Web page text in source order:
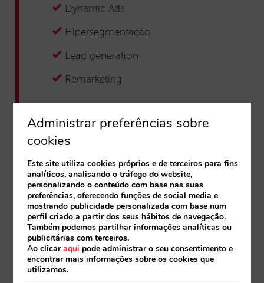
Dynamic Ads
Hipersegmentação
Lead generation
Remarketing
Paid Social:
Integramos anúncios do Facebook e
do Instagram na sua estratégia digital
para que ganhe visibilidade e relevância.
Prospecting de audiências
Lookalike: audiências semelhantes
Administrar preferências sobre
cookies
Este site utiliza cookies próprios e de terceiros para fins
analíticos, analisando o tráfego do website,
personalizando o conteúdo com base nas suas
preferências, oferecendo funções de social media e
mostrando publicidade personalizada com base num
perfil criado a partir dos seus hábitos de navegação.
Também podemos partilhar informações analíticas ou
publicitárias com terceiros.
Ao clicaraqui pode administrar o seu consentimento e
encontrar mais informações sobre os cookies que
utilizamos.